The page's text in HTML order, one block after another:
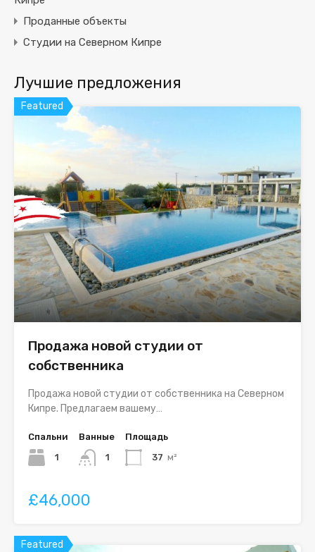
Проданные объекты
Студии на Северном Кипре
Лучшие предложения
Featured
Продажа новой студии от
собственника
Продажа новой студии от собственника на Северном
Кипре. Предлагаем вашему…
Спальни
1
Ванные
1
Площадь
37 м²
£46,000
Featured